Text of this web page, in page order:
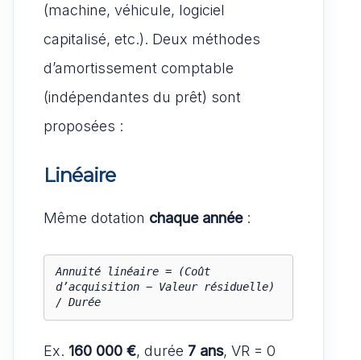
(machine, véhicule, logiciel
capitalisé, etc.). Deux méthodes
d’amortissement comptable
(indépendantes du prêt) sont
proposées :
Linéaire
Même dotation chaque année:
Annuité linéaire = (Coût
d’acquisition − Valeur résiduelle)
Ex. 160 000 €, durée 7 ans, VR = 0